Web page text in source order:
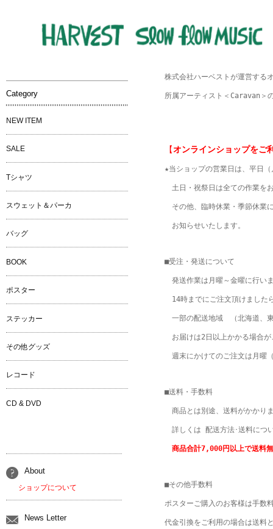
株式会社ハーベストが運営する
所属アーティスト＜Caravan＞
【オンラインショップをご
★当ショップの営業日は、平日
土日・祝祭日は全ての作業を
その他、臨時休業・季節休業
お知らせいたします。
■受注・発送について
発送作業は月曜～金曜に行い
14時までにご注文頂けました
一部の配送地域　（北海道、
お届けは2日以上かかる場合
週末にかけてのご注文は月曜
■送料・手数料
商品とは別途、送料がかかり
詳しくは 配送方法･送料につ
商品合計7,000円以上で送料
■その他手数料
ポスターご購入のお客様は手数
代金引換をご利用の場合は送料
Category
NEW ITEM
SALE
Tシャツ
スウェット＆パーカ
バッグ
BOOK
ポスター
ステッカー
その他グッズ
レコード
CD & DVD
About
ショップについて
News Letter